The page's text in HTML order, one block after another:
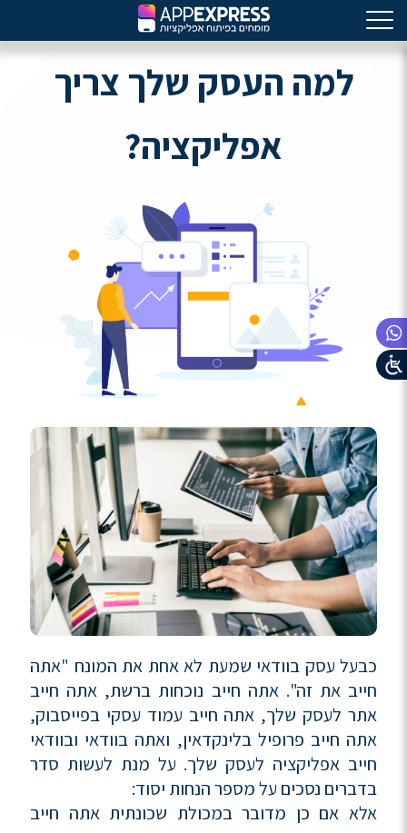
למה העסק שלך צריך
אפליקציה?
כבעל עסק בוודאי שמעת לא אחת את המונח "אתה
חייב את זה". אתה חייב נוכחות ברשת, אתה חייב
אתר לעסק שלך, אתה חייב עמוד עסקי בפייסבוק,
אתה חייב פרופיל בלינקדאין, ואתה בוודאי ובוודאי
חייב אפליקציה לעסק שלך. על מנת לעשות סדר
בדברים נסכים על מספר הנחות יסוד:
אלא אם כן מדובר במכולת שכונתית אתה חייב